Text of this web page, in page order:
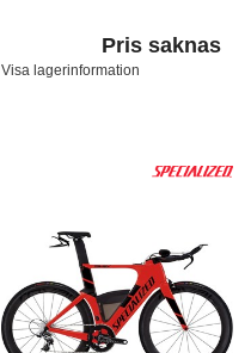
Pris saknas
Visa lagerinformation